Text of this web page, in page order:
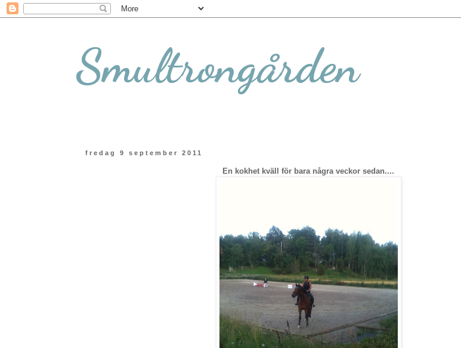
Smultrongården
fredag 9 september 2011
En kokhet kväll för bara några veckor sedan....